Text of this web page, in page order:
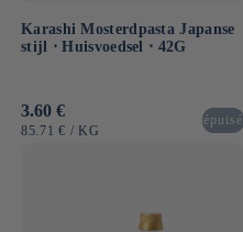
Karashi Mosterdpasta Japanse
stijl ⋅ Huisvoedsel ⋅ 42G
Normale
prijs
3.60 €
EENHEIDSPRIJS
85.71 € / PER
KG
épuisé